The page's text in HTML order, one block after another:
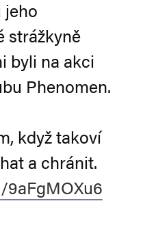
jeho
strážkyně
byli na akci
Phenomen.
když takoví
a chránit.